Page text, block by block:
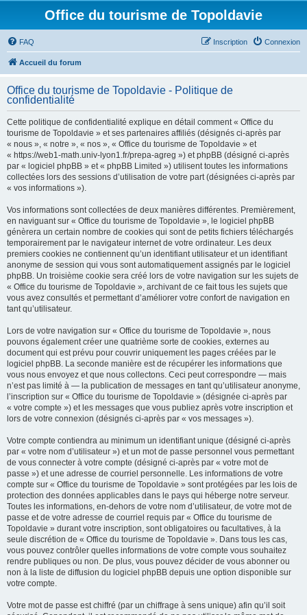
Office du tourisme de Topoldavie
FAQ Connexion
Inscription
Accueil du forum
Office du tourisme de Topoldavie - Politique de
confidentialité
Cette politique de confidentialité explique en détail comment « Office du
tourisme de Topoldavie » et ses partenaires affiliés (désignés ci-après par
« nous », « notre », « nos », « Office du tourisme de Topoldavie » et
« https://web1-math.univ-lyon1.fr/prepa-agreg ») et phpBB (désigné ci-après
par « logiciel phpBB » et « phpBB Limited ») utilisent toutes les informations
collectées lors des sessions d’utilisation de votre part (désignées ci-après par
« vos informations »).
Vos informations sont collectées de deux manières différentes. Premièrement,
en naviguant sur « Office du tourisme de Topoldavie », le logiciel phpBB
génèrera un certain nombre de cookies qui sont de petits fichiers téléchargés
temporairement par le navigateur internet de votre ordinateur. Les deux
premiers cookies ne contiennent qu’un identifiant utilisateur et un identifiant
anonyme de session qui vous sont automatiquement assignés par le logiciel
phpBB. Un troisième cookie sera créé lors de votre navigation sur les sujets de
« Office du tourisme de Topoldavie », archivant de ce fait tous les sujets que
vous avez consultés et permettant d’améliorer votre confort de navigation en
tant qu’utilisateur.
Lors de votre navigation sur « Office du tourisme de Topoldavie », nous
pouvons également créer une quatrième sorte de cookies, externes au
document qui est prévu pour couvrir uniquement les pages créées par le
logiciel phpBB. La seconde manière est de récupérer les informations que
vous nous envoyez et que nous collectons. Ceci peut correspondre — mais
n’est pas limité à — la publication de messages en tant qu’utilisateur anonyme,
l’inscription sur « Office du tourisme de Topoldavie » (désignée ci-après par
« votre compte ») et les messages que vous publiez après votre inscription et
lors de votre connexion (désignés ci-après par « vos messages »).
Votre compte contiendra au minimum un identifiant unique (désigné ci-après
par « votre nom d’utilisateur ») et un mot de passe personnel vous permettant
de vous connecter à votre compte (désigné ci-après par « votre mot de
passe ») et une adresse de courriel personnelle. Les informations de votre
compte sur « Office du tourisme de Topoldavie » sont protégées par les lois de
protection des données applicables dans le pays qui héberge notre serveur.
Toutes les informations, en-dehors de votre nom d’utilisateur, de votre mot de
passe et de votre adresse de courriel requis par « Office du tourisme de
Topoldavie » durant votre inscription, sont obligatoires ou facultatives, à la
seule discrétion de « Office du tourisme de Topoldavie ». Dans tous les cas,
vous pouvez contrôler quelles informations de votre compte vous souhaitez
rendre publiques ou non. De plus, vous pouvez décider de vous abonner ou
non à la liste de diffusion du logiciel phpBB depuis une option disponible sur
votre compte.
Votre mot de passe est chiffré (par un chiffrage à sens unique) afin qu’il soit